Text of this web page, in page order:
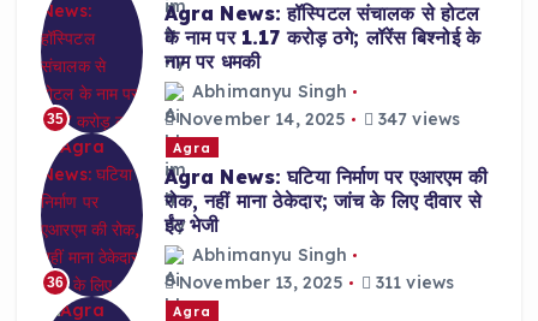
35
Agra News: हॉस्पिटल संचालक से होटल
के नाम पर 1.17 करोड़ ठगे; लॉरेंस बिश्नोई के
नाम पर धमकी
Abhimanyu Singh
November 14, 2025
347 views
36
Agra
Agra News: घटिया निर्माण पर एआरएम की
रोक, नहीं माना ठेकेदार; जांच के लिए दीवार से
ईंट भेजी
Abhimanyu Singh
November 13, 2025
311 views
Agra